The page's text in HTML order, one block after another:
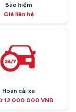
Bảo hiểm
Giá liên hệ
Hoán cải xe
12.000.000 VNĐ